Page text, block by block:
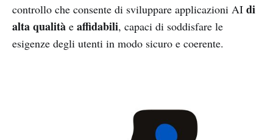
controllo che consente di sviluppare applicazioni AI di
alta qualità e affidabili, capaci di soddisfare le
esigenze degli utenti in modo sicuro e coerente.